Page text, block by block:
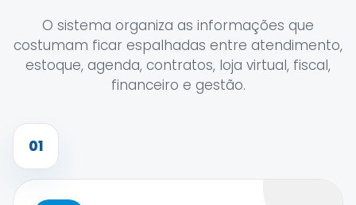
O sistema organiza as informações que
costumam ficar espalhadas entre atendimento,
estoque, agenda, contratos, loja virtual, fiscal,
financeiro e gestão.
01